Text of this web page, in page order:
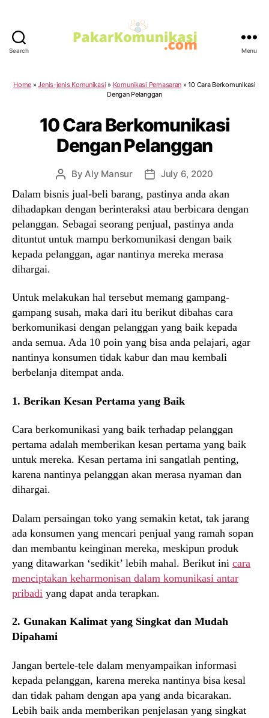
Search Menu
Home »Jenis-jenis Komunikasi » Komunikasi Pemasaran »10 Cara Berkomunikasi
Dengan Pelanggan
10 Cara Berkomunikasi
Dengan Pelanggan
Post
author
ByAly Mansur
Post
date
July 6, 2020
Dalam bisnis jual-beli barang, pastinya anda akan
dihadapkan dengan berinteraksi atau berbicara dengan
pelanggan. Sebagai seorang penjual, pastinya anda
dituntut untuk mampu berkomunikasi dengan baik
kepada pelanggan, agar nantinya mereka merasa
dihargai.
Untuk melakukan hal tersebut memang gampang-
gampang susah, maka dari itu berikut dibahas cara
berkomunikasi dengan pelanggan yang baik kepada
anda semua. Ada 10 poin yang bisa anda pelajari, agar
nantinya konsumen tidak kabur dan mau kembali
berbelanja ditempat anda.
1. Berikan Kesan Pertama yang Baik
Cara berkomunikasi yang baik terhadap pelanggan
pertama adalah memberikan kesan pertama yang baik
untuk mereka. Kesan pertama ini sangatlah penting,
karena nantinya pelanggan akan merasa nyaman dan
dihargai.
Dalam persaingan toko yang semakin ketat, tak jarang
ada konsumen yang mencari penjual yang ramah sopan
dan membantu keinginan mereka, meskipun produk
yang ditawarkan ‘sedikit’ lebih mahal. Berikut ini cara
menciptakan keharmonisan dalam komunikasi antar
pribadi yang dapat anda terapkan.
2. Gunakan Kalimat yang Singkat dan Mudah
Dipahami
Jangan bertele-tele dalam menyampaikan informasi
kepada pelanggan, karena mereka nantinya bisa kesal
dan tidak paham dengan apa yang anda bicarakan.
Lebih baik anda memberikan penjelasan yang singkat